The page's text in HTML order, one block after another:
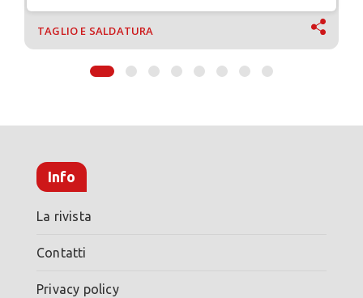
TAGLIO E SALDATURA
Info
La rivista
Contatti
Privacy policy